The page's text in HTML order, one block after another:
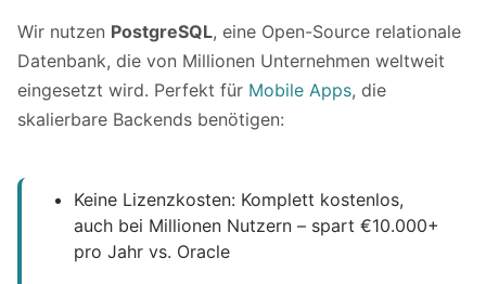
Wir nutzen PostgreSQL, eine Open-Source relationale
Datenbank, die von Millionen Unternehmen weltweit
eingesetzt wird. Perfekt für Mobile Apps, die
skalierbare Backends benötigen:
Keine Lizenzkosten: Komplett kostenlos,
auch bei Millionen Nutzern – spart €10.000+
pro Jahr vs. Oracle